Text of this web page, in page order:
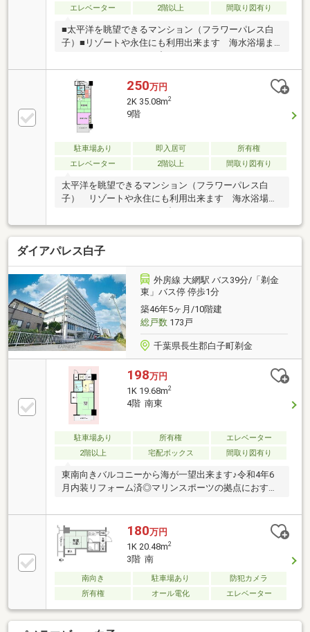
エレベーター
2階以上 間取り図有り
■太平洋を眺望できるマンション（フラワーパレス白
子）■リゾートや永住にも利用出来ます 海水浴場ま
250万円
2K 35.08m2
9階
駐車場あり 即入居可
所有権
エレベーター
2階以上 間取り図有り
太平洋を眺望できるマンション（フラワーパレス白
子） リゾートや永住にも利用出来ます 海水浴場ま
ダイアパレス白子
外房線 大網駅 バス39分/「剃金
東」バス停 停歩1分
築46年5ヶ月/10階建
総戸数173戸
千葉県長生郡白子町剃金
198万円
1K 19.68m2
4階 南東
駐車場あり 所有権
エレベーター
2階以上
宅配ボックス 間取り図有り
東南向きバルコニーから海が一望出来ます♪令和4年6
月内装リフォーム済◎マリンスポーツの拠点におすす
180万円
1K 20.48m2
3階 南
南向き 駐車場あり
防犯カメラ
所有権
オール電化 エレベーター